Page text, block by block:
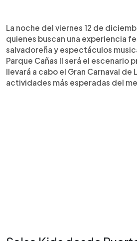
La noche del viernes 12 de
quienes buscan una experiencia
salvadoreña y espectáculos
Parque Cañas II será el escenario
llevará a cabo el Gran Carnaval de
actividades más esperadas del